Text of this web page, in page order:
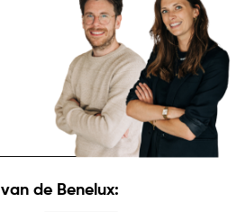
van de Benelux: